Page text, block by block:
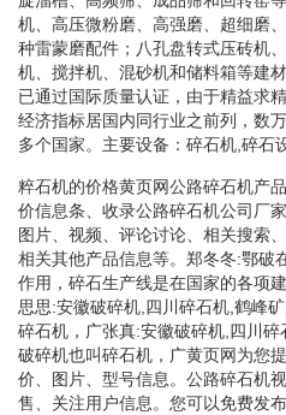
机、高压微粉磨、高强磨、超细磨
种雷蒙磨配件；八孔盘转式压砖机
机、搅拌机、混砂机和储料箱等建
已通过国际质量认证，由于精益求
经济指标居国内同行业之前列，数
多个国家。主要设备：碎石机,碎石
粹石机的价格黄页网公路碎石机产
价信息条、收录公路碎石机公司厂
图片、视频、评论讨论、相关搜索
相关其他产品信息等。郑冬冬:鄂破
作用，碎石生产线是在国家的各项
思思:安徽破碎机,四川碎石机,鹤峰
碎石机，广张真:安徽破碎机,四川
破碎机也叫碎石机，广黄页网为您
价、图片、型号信息。公路碎石机
售、关注用户信息。您可以免费发